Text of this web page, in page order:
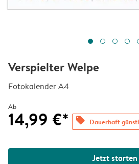
Verspielter Welpe
Fotokalender A4
Ab
14,99 €* offers Dauerhaft
Jetzt starten